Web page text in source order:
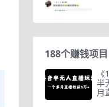
188个赚钱项目
半
月